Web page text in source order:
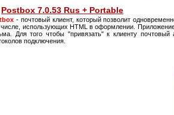
Postbox 7.0.53 Rus + Portable
- почтовый клиент, который позволит
использующих HTML в оформлении.
Для того чтобы "привязать" к клиенту
подключения.